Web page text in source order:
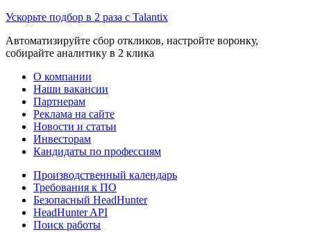
Ускорьте подбор в 2 раза с Talantix
Автоматизируйте сбор откликов, настройте воронку,
собирайте аналитику в 2 клика
О компании
Наши вакансии
Партнерам
Реклама на сайте
Новости и статьи
Инвесторам
Кандидаты по профессиям
Производственный календарь
Требования к ПО
Безопасный HeadHunter
HeadHunter API
Поиск работы